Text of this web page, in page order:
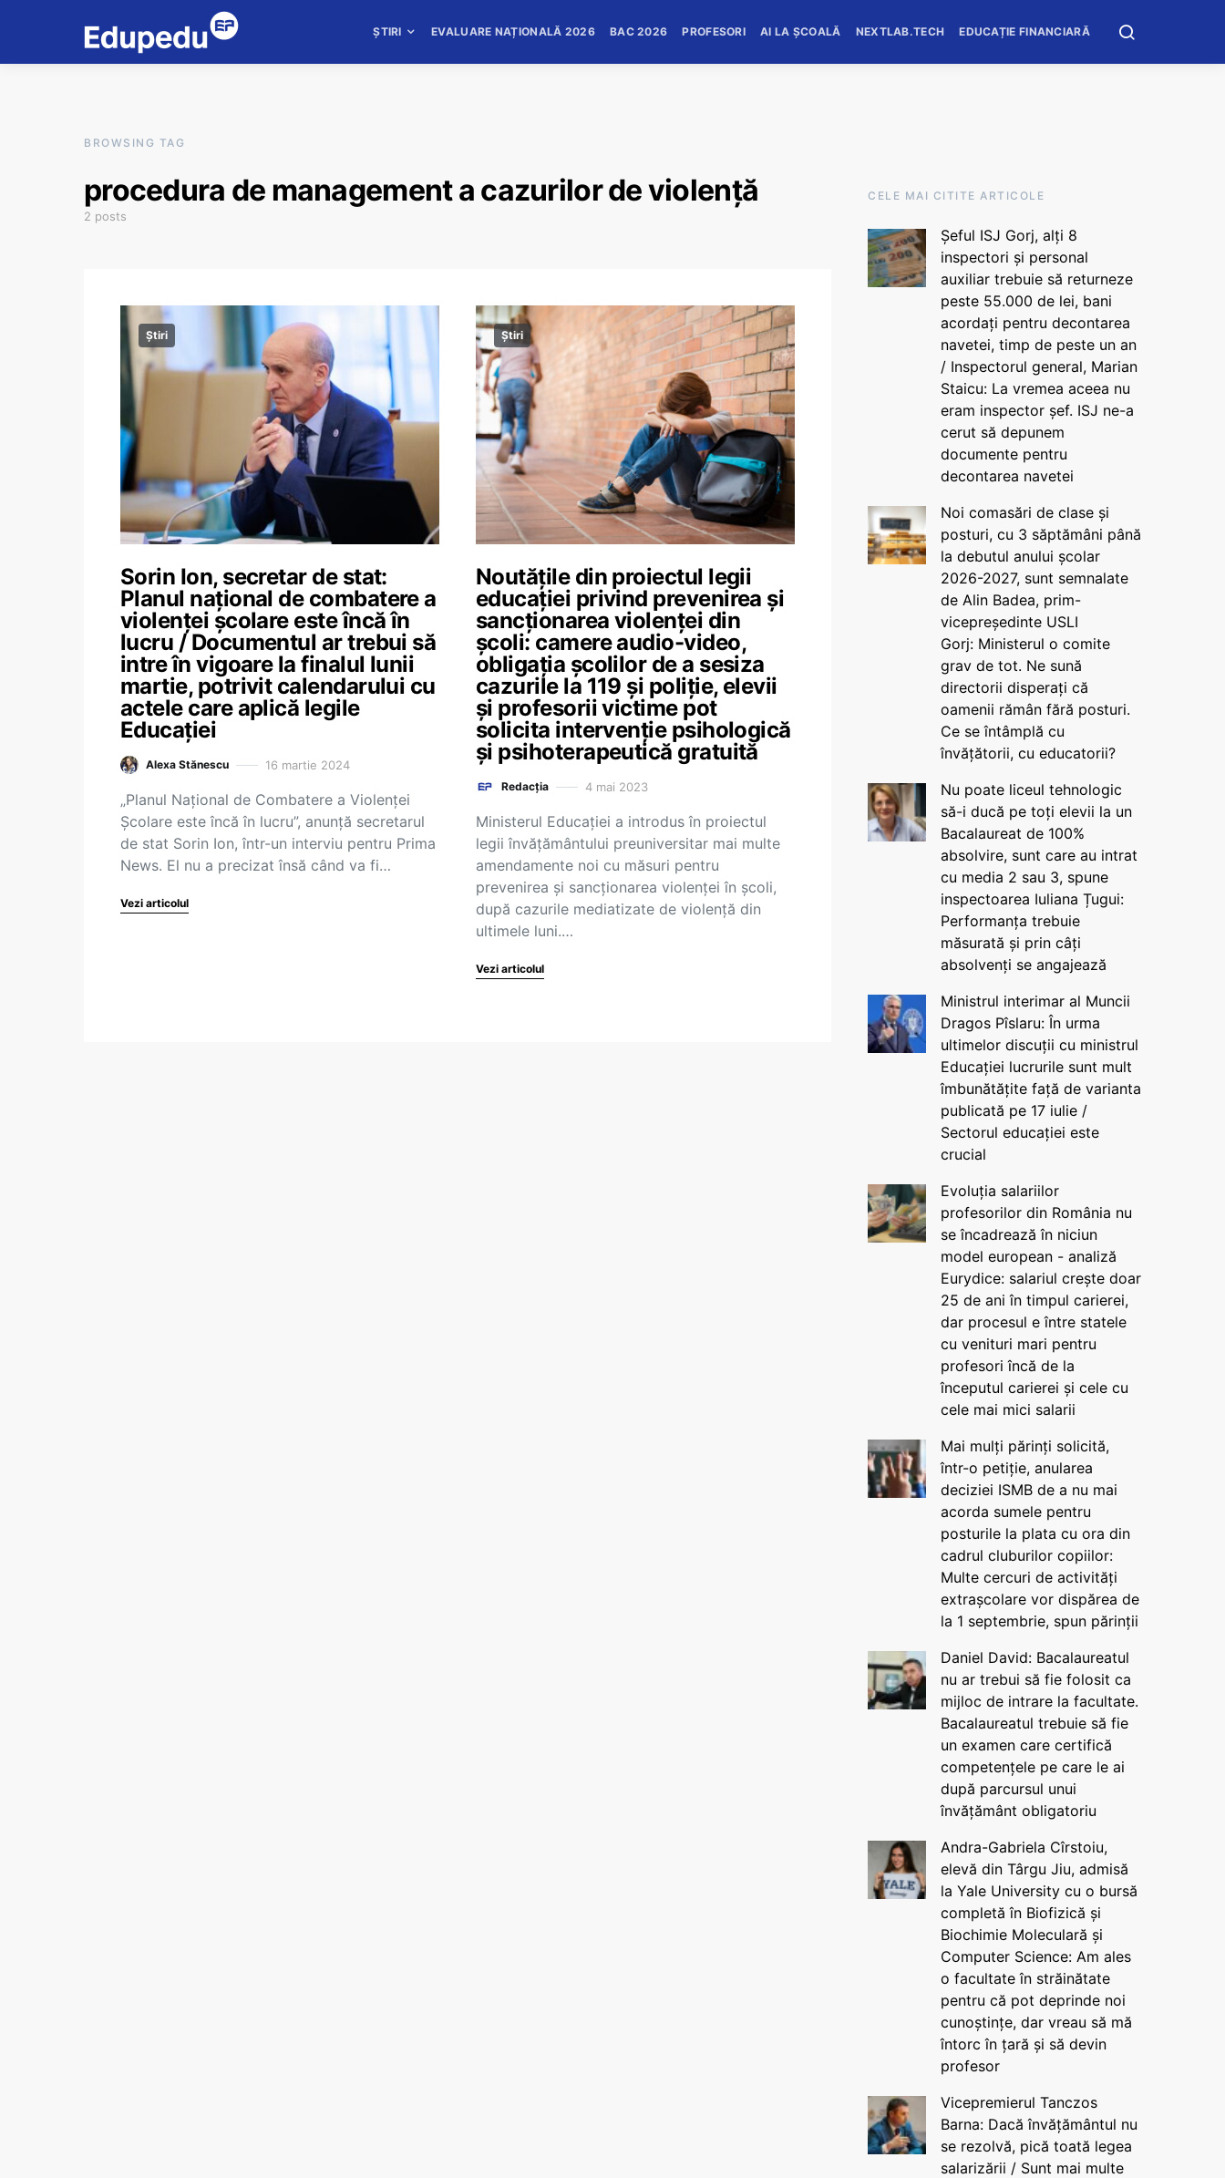
ȘTIRI EVALUARE NAȚIONALĂ 2026 BAC 2026 PROFESORI AI LA ȘCOALĂ NEXTLAB.TECH EDUCAȚIE FINANCIARĂ
BROWSING TAG
procedura de management a cazurilor de violență
2 posts
Știri
Sorin Ion, secretar de stat:
Planul național de combatere a
violenței școlare este încă în
lucru / Documentul ar trebui să
intre în vigoare la finalul lunii
martie, potrivit calendarului cu
actele care aplică legile
Educației
Alexa Stănescu 16 martie 2024
„Planul Național de Combatere a Violenței
Școlare este încă în lucru”, anunță secretarul
de stat Sorin Ion, într-un interviu pentru Prima
News. El nu a precizat însă când va fi…
Vezi articolul
Știri
Noutățile din proiectul legii
educației privind prevenirea și
sancționarea violenței din
școli: camere audio-video,
obligația școlilor de a sesiza
cazurile la 119 și poliție, elevii
și profesorii victime pot
solicita intervenție psihologică
și psihoterapeutică gratuită
Redacția 4 mai 2023
Ministerul Educației a introdus în proiectul
legii învățământului preuniversitar mai multe
amendamente noi cu măsuri pentru
prevenirea și sancționarea violenței în școli,
după cazurile mediatizate de violenţă din
ultimele luni.…
Vezi articolul
CELE MAI CITITE ARTICOLE
Șeful ISJ Gorj, alți 8
inspectori și personal
auxiliar trebuie să returneze
peste 55.000 de lei, bani
acordați pentru decontarea
navetei, timp de peste un an
/ Inspectorul general, Marian
Staicu: La vremea aceea nu
eram inspector șef. ISJ ne-a
cerut să depunem
documente pentru
decontarea navetei
Noi comasări de clase și
posturi, cu 3 săptămâni până
la debutul anului școlar
2026-2027, sunt semnalate
de Alin Badea, prim-
vicepreședinte USLI
Gorj: Ministerul o comite
grav de tot. Ne sună
directorii disperați că
oamenii rămân fără posturi.
Ce se întâmplă cu
învățătorii, cu educatorii?
Nu poate liceul tehnologic
să-i ducă pe toți elevii la un
Bacalaureat de 100%
absolvire, sunt care au intrat
cu media 2 sau 3, spune
inspectoarea Iuliana Țugui:
Performanța trebuie
măsurată și prin câți
absolvenți se angajează
Ministrul interimar al Muncii
Dragos Pîslaru: În urma
ultimelor discuții cu ministrul
Educației lucrurile sunt mult
îmbunătățite față de varianta
publicată pe 17 iulie /
Sectorul educației este
crucial
Evoluția salariilor
profesorilor din România nu
se încadrează în niciun
model european - analiză
Eurydice: salariul crește doar
25 de ani în timpul carierei,
dar procesul e între statele
cu venituri mari pentru
profesori încă de la
începutul carierei și cele cu
cele mai mici salarii
Mai mulți părinți solicită,
într-o petiție, anularea
deciziei ISMB de a nu mai
acorda sumele pentru
posturile la plata cu ora din
cadrul cluburilor copiilor:
Multe cercuri de activități
extrașcolare vor dispărea de
la 1 septembrie, spun părinții
Daniel David: Bacalaureatul
nu ar trebui să fie folosit ca
mijloc de intrare la facultate.
Bacalaureatul trebuie să fie
un examen care certifică
competențele pe care le ai
după parcursul unui
învățământ obligatoriu
Andra-Gabriela Cîrstoiu,
elevă din Târgu Jiu, admisă
la Yale University cu o bursă
completă în Biofizică și
Biochimie Moleculară și
Computer Science: Am ales
o facultate în străinătate
pentru că pot deprinde noi
cunoștințe, dar vreau să mă
întorc în țară și să devin
profesor
Vicepremierul Tanczos
Barna: Dacă învățământul nu
se rezolvă, pică toată legea
salarizării / Sunt mai multe